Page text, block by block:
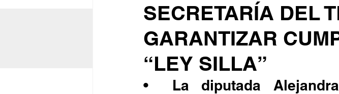
SECRETARÍA DEL
GARANTIZAR
“LEY SILLA”
•	La diputada Alejandra Ang pide reforzar las